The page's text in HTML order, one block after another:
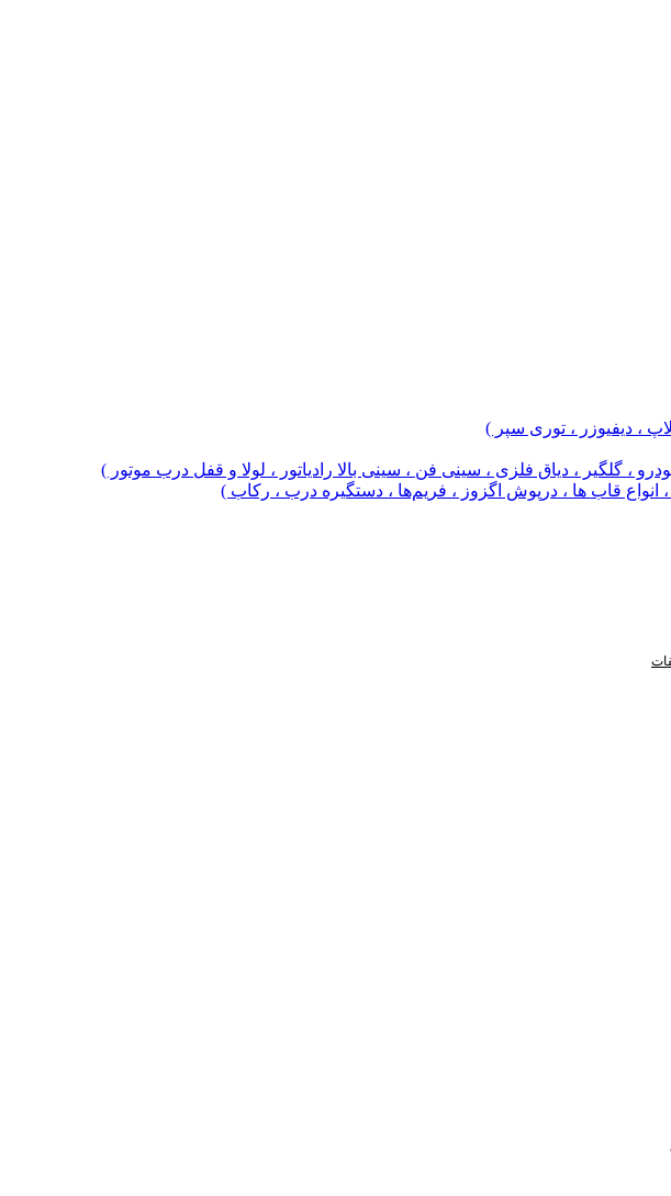
، دیفیوزر ، توری سپر )
، گلگیر ، دیاق فلزی ، سینی فن ، سینی بالا رادیاتور ، لولا و قفل درب موتور )
، انواع قاب ها ، درپوش اگزوز ، فریم‌ها ، دستگیره درب ، رکاب )